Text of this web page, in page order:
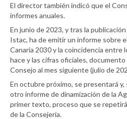
El director también indicó que el
informes anuales.
En junio de 2023, y tras la
Istac, ha de emitir un informe sobre
Canaria 2030 y la coincidencia entre
hace y las cifras oficiales,
Consejo al mes siguiente (julio de
En octubre próximo, se presentará y,
otro informe de dinamización de la
primer texto, proceso que se
de la Consejería.